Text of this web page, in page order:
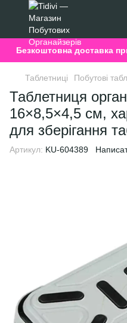
Безкоштовна доставка
Таблетниці Побутові
Таблетниця
16×8,5×4,5 см,
для зберігання
Артикул: KU-604389